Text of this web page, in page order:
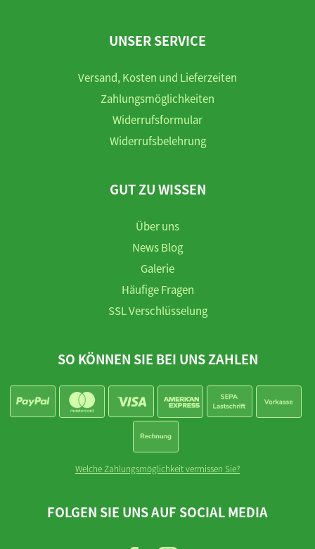
UNSER SERVICE
Versand, Kosten und Lieferzeiten
Zahlungsmöglichkeiten
Widerrufsformular
Widerrufsbelehrung
GUT ZU WISSEN
Über uns
News Blog
Galerie
Häufige Fragen
SSL Verschlüsselung
SO KÖNNEN SIE BEI UNS ZAHLEN
Welche Zahlungsmöglichkeit vermissen Sie?
FOLGEN SIE UNS AUF SOCIAL MEDIA